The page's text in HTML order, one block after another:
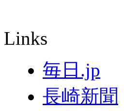
Links
毎日.jp
長崎新聞